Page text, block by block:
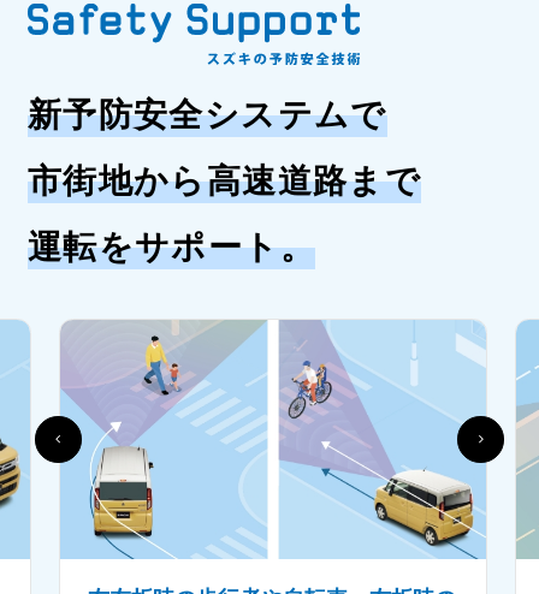
新予防安全システムで
市街地から高速道路まで
運転をサポート。